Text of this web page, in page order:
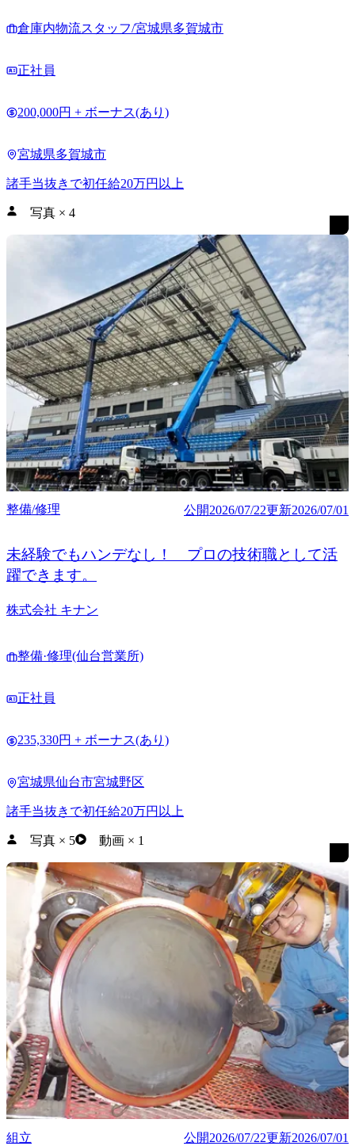
倉庫内物流スタッフ/宮城県多賀城市
正社員
200,000円 + ボーナス(あり)
宮城県多賀城市
諸手当抜きで初任給20万円以上
写真 × 4
整備/修理 公開2026/07/22更新2026/07/01
未経験でもハンデなし！ プロの技術職として活
躍できます。
株式会社 キナン
整備·修理(仙台営業所)
正社員
235,330円 + ボーナス(あり)
宮城県仙台市宮城野区
諸手当抜きで初任給20万円以上
写真 × 5 動画 × 1
組立 公開2026/07/22更新2026/07/01